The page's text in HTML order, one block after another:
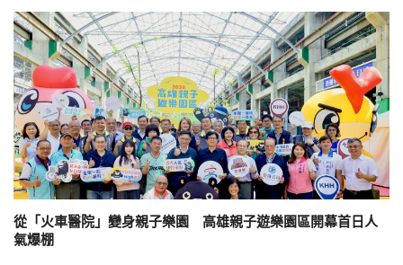
從「火車醫院」變身親子樂園 高雄親子遊樂園區開幕首日人
氣爆棚